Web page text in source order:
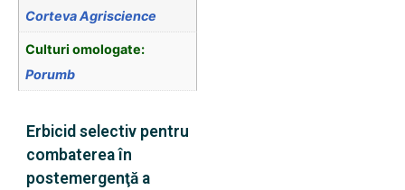
Corteva Agriscience
Culturi omologate:
Porumb
Erbicid selectiv pentru
combaterea în
postemergenţă a